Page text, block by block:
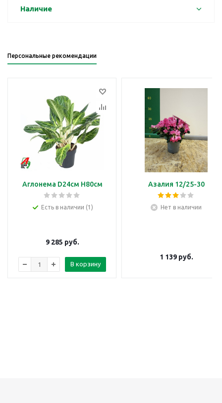
Наличие
Персональные рекомендации
Аглонема D24см H80см
Есть в наличии (1)
9 285 руб.
В корзину
Азалия 12/25-30
Нет в наличии
1 139руб.